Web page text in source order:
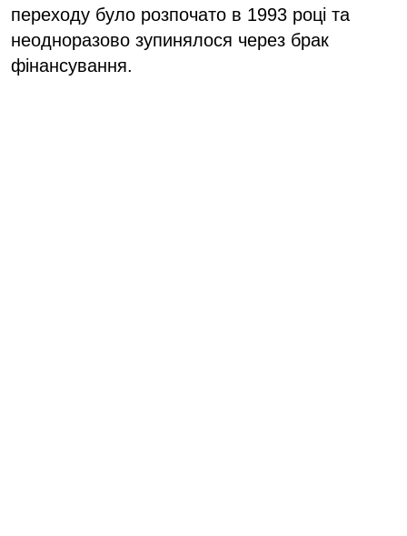
переходу було розпочато в 1993 році та
неодноразово зупинялося через брак
фінансування.